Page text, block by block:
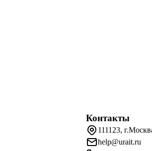
Контакты
111123,
help@urait.ru